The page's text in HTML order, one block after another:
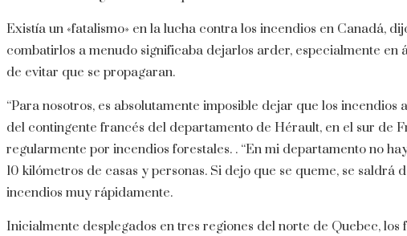
Existía un «fatalismo» en la lucha contra los incendios en Canadá,
combatirlos a menudo significaba dejarlos arder, especialmente en
de evitar que se propagaran.
“Para nosotros, es absolutamente imposible dejar que los
del contingente francés del departamento de Hérault, en el sur de
regularmente por incendios forestales. . “En mi departamento no
10 kilómetros de casas y personas. Si dejo que se queme, se saldrá
incendios muy rápidamente.
Inicialmente desplegados en tres regiones del norte de Quebec,